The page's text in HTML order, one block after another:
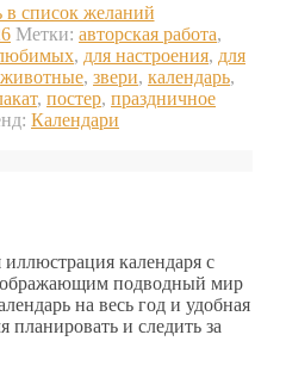
в список желаний
Метки: авторская работа,
, для настроения, для
животные, звери, календарь,
, постер, праздничное
Календари
календаря с
подводный мир
на весь год и удобная
планировать и следить за